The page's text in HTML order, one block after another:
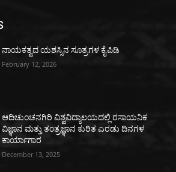
ನಾಯಕತ್ವದ ಯಶಸ್ಸಿನ ಸೂತ್ರಗಳ ಕೈಪಿಡಿ
February 12, 2026
ಆದಿಚುಂಚನಗಿರಿ ವಿಶ್ವವಿದ್ಯಾಲಯದಲ್ಲಿ ರಸಾಯನಿಕ
ವಿಜ್ಞಾನ ಮತ್ತು ತಂತ್ರಜ್ಞಾನ ಕುರಿತ ಎರಡು ದಿನಗಳ
ಕಾರ್ಯಾಗಾರ
December 13, 2025